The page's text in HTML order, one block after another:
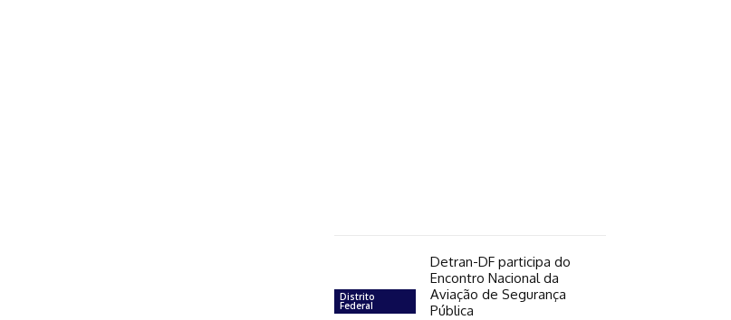
Distrito
Federal
Detran-DF participa do
Encontro Nacional da
Aviação de Segurança
Pública